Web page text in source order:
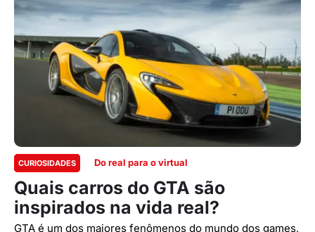
CURIOSIDADES Do real para o virtual
Quais carros do GTA são
inspirados na vida real?
GTA é um dos maiores fenômenos do mundo dos games,